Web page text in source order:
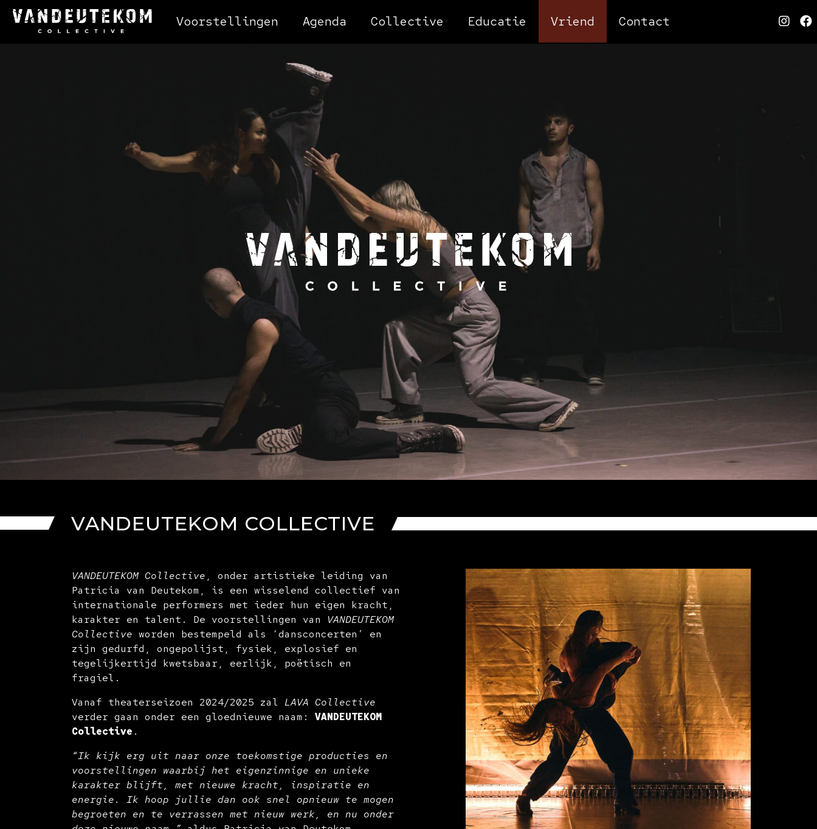
Voorstellingen Agenda Collective Educatie Vriend Contact
VANDEUTEKOM COLLECTIVE
VANDEUTEKOM Collective , onder artistieke leiding van
Patricia van Deutekom, is een wisselend collectief van
internationale performers met ieder hun eigen kracht,
karakter en talent. De voorstellingen van VANDEUTEKOM
Collective worden bestempeld als ‘dansconcerten’ en
zijn gedurfd, ongepolijst, fysiek, explosief en
tegelijkertijd kwetsbaar, eerlijk, poëtisch en
fragiel.
Vanaf theaterseizoen 2024/2025 zal LAVA Collective
verder gaan onder een gloednieuwe naam: VANDEUTEKOM
Collective .
“Ik kijk erg uit naar onze toekomstige producties en
voorstellingen waarbij het eigenzinnige en unieke
karakter blijft, met nieuwe kracht, inspiratie en
energie. Ik hoop jullie dan ook snel opnieuw te mogen
begroeten en te verrassen met nieuw werk, en nu onder